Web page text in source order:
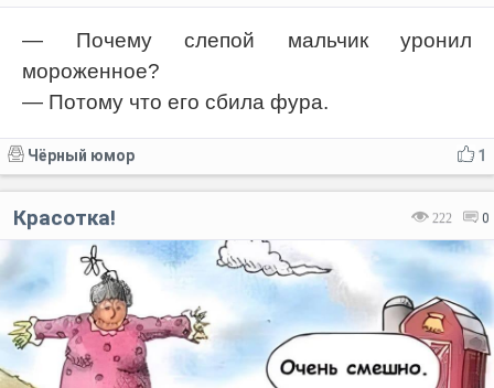
— Почему слепой мальчик уронил
мороженное?
— Потому что его сбилa фура.
1
Чёрный юмор
222 0
Красотка!